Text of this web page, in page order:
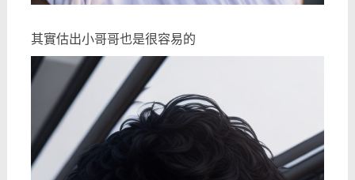
其實估出小哥哥也是很容易的